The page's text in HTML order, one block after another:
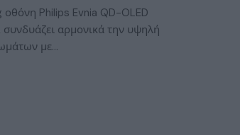
Philips Evnia QD-OLED
συνδυάζει αρμονικά την υψηλή
με…